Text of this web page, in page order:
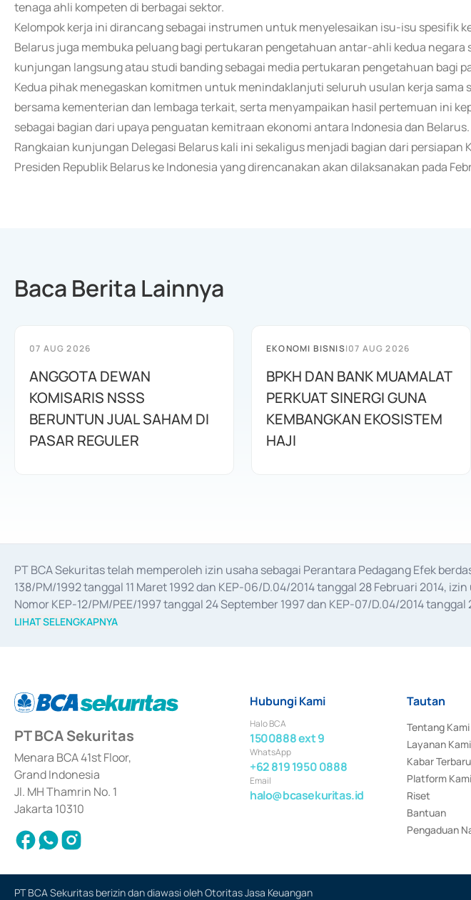
tenaga ahli kompeten di berbagai sektor.
Kelompok kerja ini dirancang sebagai instrumen untuk menyelesaikan isu-isu spesifik
Belarus juga membuka peluang bagi pertukaran pengetahuan antar-ahli kedua negara
kunjungan langsung atau studi banding sebagai media pertukaran pengetahuan bagi
Kedua pihak menegaskan komitmen untuk menindaklanjuti seluruh usulan kerja sama
bersama kementerian dan lembaga terkait, serta menyampaikan hasil pertemuan ini
sebagai bagian dari upaya penguatan kemitraan ekonomi antara Indonesia dan Belarus.
Rangkaian kunjungan Delegasi Belarus kali ini sekaligus menjadi bagian dari persiapan
Presiden Republik Belarus ke Indonesia yang direncanakan akan dilaksanakan pada
Baca Berita Lainnya
07 AUG 2026
ANGGOTA DEWAN
KOMISARIS NSSS
BERUNTUN JUAL SAHAM DI
PASAR REGULER
EKONOMI BISNIS|07 AUG 2026
BPKH DAN BANK MUAMALAT
PERKUAT SINERGI GUNA
KEMBANGKAN EKOSISTEM
HAJI
PT BCA Sekuritas telah memperoleh izin usaha sebagai Perantara Pedagang Efek
138/PM/1992 tanggal 11 Maret 1992 dan KEP-06/D.04/2014 tanggal 28 Februari 2014,
Nomor KEP-12/PM/PEE/1997 tanggal 24 September 1997 dan KEP-07/D.04/2014
merger, akuisisi, divestasi, dan
LIHAT SELENGKAPNYA
PT BCA Sekuritas
Menara BCA 41st Floor,
Grand Indonesia
Jl. MH Thamrin No. 1
Jakarta 10310
Hubungi Kami
Halo BCA
1500888 ext 9
WhatsApp
+62 819 1950 0888
Email
halo@bcasekuritas.id
Tautan
Tentang Kami
Layanan Kami
Kabar Terbaru
Platform Kami
Riset
Bantuan
Pengaduan
PT BCA Sekuritas berizin dan diawasi oleh Otoritas Jasa Keuangan